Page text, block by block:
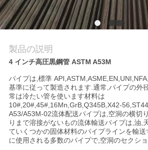
理
連
絡
く
だ
さ
い
製品の説明
4 インチ高圧黒鋼管 ASTM A53M
パイプは,標準
基準に従って製造されます.通常,パイプの外
常は冷たい管を使います材料は
10#,20#,45#,16Mn,GrB,Q345B,X42-
A53/A53M-02流体配送パイプは,空洞の横切
りまで溶接がないもの流体輸送パイプは,油,
ていくつかの固体材料のパイプラインを輸
に使用される多数のパイプで,空洞のセクシ